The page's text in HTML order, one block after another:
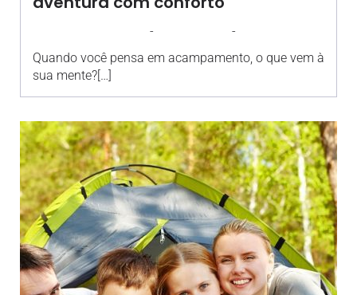
- -
Quando você pensa em acampamento, o que vem à
sua mente?[…]